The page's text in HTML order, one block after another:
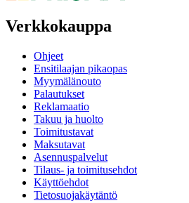
Verkkokauppa
Ohjeet
Ensitilaajan pikaopas
Myymälänouto
Palautukset
Reklamaatio
Takuu ja huolto
Toimitustavat
Maksutavat
Asennuspalvelut
Tilaus- ja toimitusehdot
Käyttöehdot
Tietosuojakäytäntö